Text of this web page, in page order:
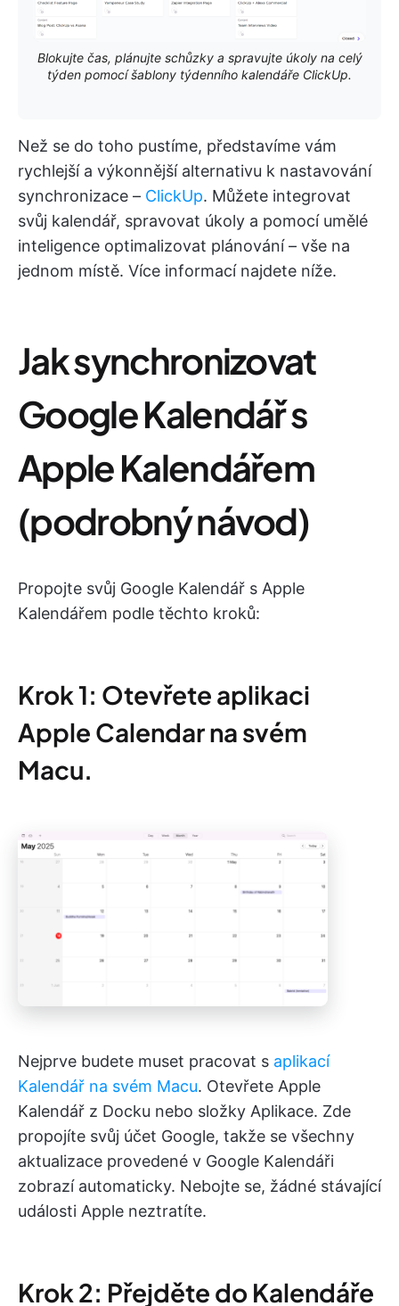
Blokujte čas, plánujte schůzky a spravujte úkoly na celý
týden pomocí šablony týdenního kalendáře ClickUp.
Než se do toho pustíme, představíme vám
rychlejší a výkonnější alternativu k nastavování
synchronizace – ClickUp. Můžete integrovat
svůj kalendář, spravovat úkoly a pomocí umělé
inteligence optimalizovat plánování – vše na
jednom místě. Více informací najdete níže.
Jak synchronizovat
Google Kalendář s
Apple Kalendářem
(podrobný návod)
Propojte svůj Google Kalendář s Apple
Kalendářem podle těchto kroků:
Krok 1: Otevřete aplikaci
Apple Calendar na svém
Macu.
Nejprve budete muset pracovat s aplikací
Kalendář na svém Macu. Otevřete Apple
Kalendář z Docku nebo složky Aplikace. Zde
propojíte svůj účet Google, takže se všechny
aktualizace provedené v Google Kalendáři
zobrazí automaticky. Nebojte se, žádné stávající
události Apple neztratíte.
Krok 2: Přejděte do Kalendáře